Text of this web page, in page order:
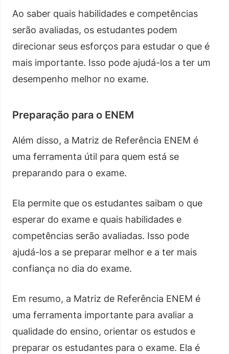
Ao saber quais habilidades e competências
serão avaliadas, os estudantes podem
direcionar seus esforços para estudar o que é
mais importante. Isso pode ajudá-los a ter um
desempenho melhor no exame.
Preparação para o ENEM
Além disso, a Matriz de Referência ENEM é
uma ferramenta útil para quem está se
preparando para o exame.
Ela permite que os estudantes saibam o que
esperar do exame e quais habilidades e
competências serão avaliadas. Isso pode
ajudá-los a se preparar melhor e a ter mais
confiança no dia do exame.
Em resumo, a Matriz de Referência ENEM é
uma ferramenta importante para avaliar a
qualidade do ensino, orientar os estudos e
preparar os estudantes para o exame. Ela é